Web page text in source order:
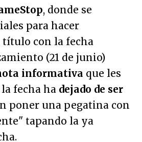
, donde se
para hacer
título con la fecha
(21 de junio)
informativa que les
fecha ha dejado de ser
poner una pegatina con
tapando la ya